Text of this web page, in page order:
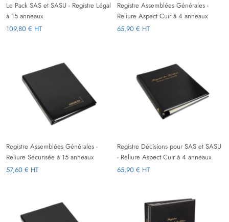
Le Pack SAS et SASU - Registre Légal
à 15 anneaux
109,80 € HT
Registre Assemblées Générales -
Reliure Aspect Cuir à 4 anneaux
65,90 € HT
Registre Assemblées Générales -
Reliure Sécurisée à 15 anneaux
57,60 € HT
Registre Décisions pour SAS et SASU
- Reliure Aspect Cuir à 4 anneaux
65,90 € HT